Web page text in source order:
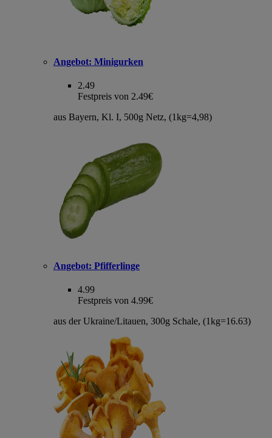
Angebot: Minigurken
2.49
Festpreis von 2.49€
aus Bayern, Kl. I, 500g Netz, (1kg=4,98)
Angebot: Pfifferlinge
4.99
Festpreis von 4.99€
aus der Ukraine/Litauen, 300g Schale, (1kg=16.63)